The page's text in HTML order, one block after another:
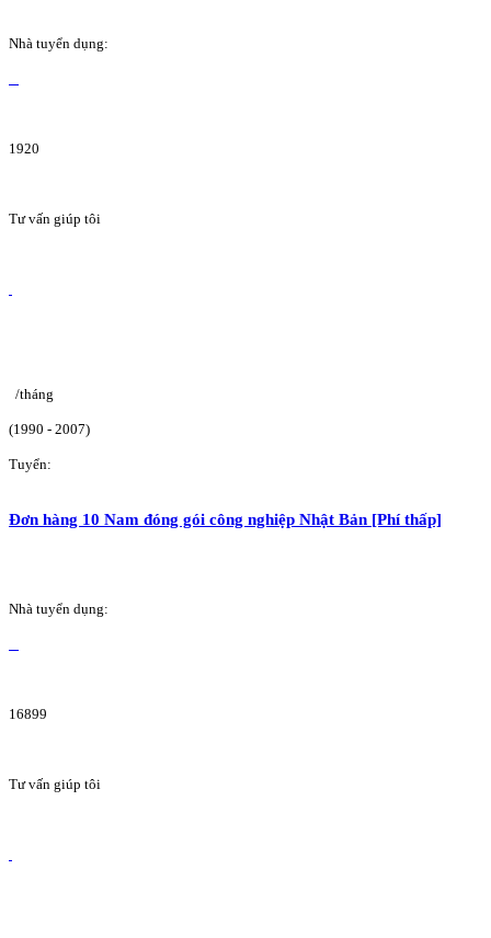
Nhà tuyển dụng:
1920
Tư vấn giúp tôi
/tháng
(1990 - 2007)
Tuyển:
Đơn hàng 10 Nam đóng gói công nghiệp Nhật Bản [Phí thấp]
Nhà tuyển dụng:
16899
Tư vấn giúp tôi